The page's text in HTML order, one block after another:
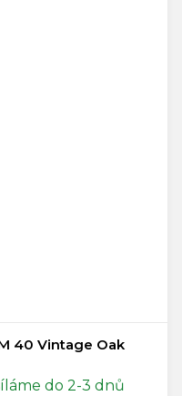
40 Vintage Oak
do 2-3 dnů